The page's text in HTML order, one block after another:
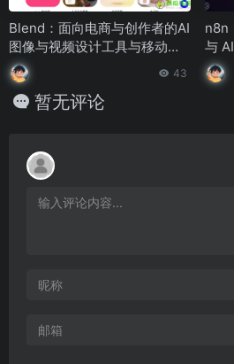
Blend：面向电商与创作者的AI
图像与视频设计工具与移动端
设计平台
43
n8n
与
暂无评论